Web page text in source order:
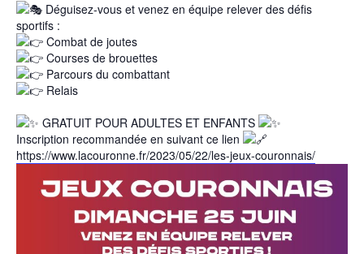
Déguisez-vous et venez en équipe relever des défis
sportifs :
Combat de joutes
Courses de brouettes
Parcours du combattant
Relais
GRATUIT POUR ADULTES ET ENFANTS
Inscription recommandée en suivant ce lien
https://www.lacouronne.fr/2023/05/22/les-jeux-couronnais/